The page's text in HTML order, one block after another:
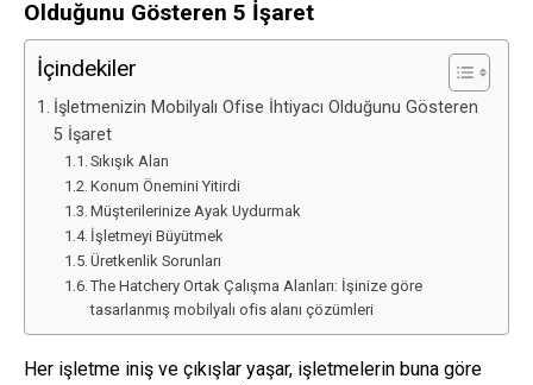
Olduğunu Gösteren 5 İşaret
İçindekiler
İşletmenizin Mobilyalı Ofise İhtiyacı Olduğunu Gösteren
5 İşaret
Sıkışık Alan
Konum Önemini Yitirdi
Müşterilerinize Ayak Uydurmak
İşletmeyi Büyütmek
Üretkenlik Sorunları
The Hatchery Ortak Çalışma Alanları: İşinize göre
tasarlanmış mobilyalı ofis alanı çözümleri
Her işletme iniş ve çıkışlar yaşar, işletmelerin buna göre